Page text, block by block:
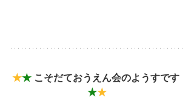
★★ こそだておうえん会のようすです
★★